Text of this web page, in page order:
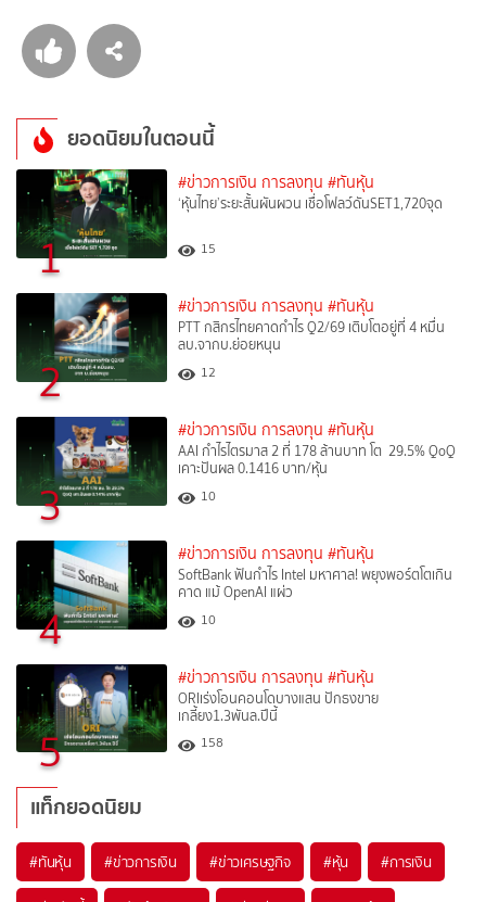
ยอดนิยมในตอนนี้
1
#ข่าวการเงิน การลงทุน #ทันหุ้น
‘หุ้นไทย’ระยะสั้นผันผวน เชื่อโฟลว์ดันSET1,720จุด
15
2
#ข่าวการเงิน การลงทุน #ทันหุ้น
PTT กสิกรไทยคาดกำไร Q2/69 เติบโตอยู่ที่ 4 หมื่น
ลบ.จากบ.ย่อยหนุน
12
3
#ข่าวการเงิน การลงทุน #ทันหุ้น
AAI กำไรไตรมาส 2 ที่ 178 ล้านบาท โต 29.5% QoQ
เคาะปันผล 0.1416 บาท/หุ้น
10
4
#ข่าวการเงิน การลงทุน #ทันหุ้น
SoftBank ฟันกำไร Intel มหาศาล! พยุงพอร์ตโตเกิน
คาด แม้ OpenAI แผ่ว
10
5
#ข่าวการเงิน การลงทุน #ทันหุ้น
ORIเร่งโอนคอนโดบางแสน ปักธงขาย
เกลี้ยง1.3พันล.ปีนี้
158
แท็กยอดนิยม
#ทันหุ้น #ข่าวการเงิน #ข่าวเศรษฐกิจ #หุ้น #การเงิน